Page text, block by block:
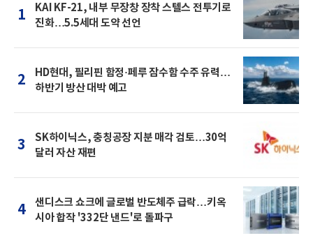
1
KAI KF-21, 내부 무장창 장착 스텔스 전투기로
진화…5.5세대 도약 선언
2
HD현대, 필리핀 함정·페루 잠수함 수주 유력…
하반기 방산 대박 예고
3
SK하이닉스, 충칭공장 지분 매각 검토…30억
달러 자산 재편
4
샌디스크 쇼크에 글로벌 반도체주 급락…키옥
시아 합작 '332단 낸드'로 돌파구